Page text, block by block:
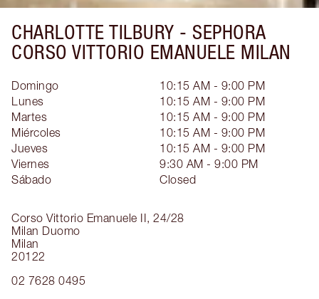
CHARLOTTE TILBURY - SEPHORA
CORSO VITTORIO EMANUELE MILAN
Corso Vittorio Emanuele II, 24/28
Milan Duomo
Milan
20122
02 7628 0495
Domingo
10:15 AM - 9:00 PM
Lunes
10:15 AM - 9:00 PM
Martes
10:15 AM - 9:00 PM
Miércoles
10:15 AM - 9:00 PM
Jueves
10:15 AM - 9:00 PM
Viernes
9:30 AM - 9:00 PM
Sábado
Closed